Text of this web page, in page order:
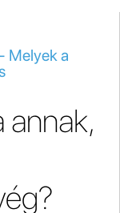
Melyek a
annak,